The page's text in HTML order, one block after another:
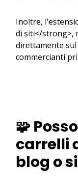
Inoltre,
di siti</strong>,
direttamente
commercianti
🧩
carrelli
blog o